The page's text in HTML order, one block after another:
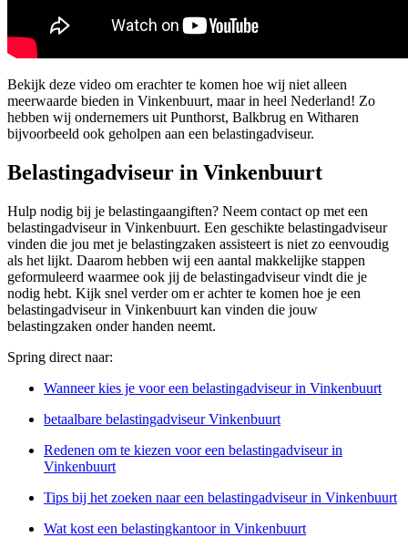
Bekijk deze video om erachter te komen hoe wij niet alleen
meerwaarde bieden in Vinkenbuurt, maar in heel Nederland! Zo
hebben wij ondernemers uit Punthorst, Balkbrug en Witharen
bijvoorbeeld ook geholpen aan een belastingadviseur.
Belastingadviseur in Vinkenbuurt
Hulp nodig bij je belastingaangiften? Neem contact op met een
belastingadviseur in Vinkenbuurt. Een geschikte belastingadviseur
vinden die jou met je belastingzaken assisteert is niet zo eenvoudig
als het lijkt. Daarom hebben wij een aantal makkelijke stappen
geformuleerd waarmee ook jij de belastingadviseur vindt die je
nodig hebt. Kijk snel verder om er achter te komen hoe je een
belastingadviseur in Vinkenbuurt kan vinden die jouw
belastingzaken onder handen neemt.
Spring direct naar:
Wanneer kies je voor een belastingadviseur in Vinkenbuurt
betaalbare belastingadviseur Vinkenbuurt
Redenen om te kiezen voor een belastingadviseur in
Vinkenbuurt
Tips bij het zoeken naar een belastingadviseur in Vinkenbuurt
Wat kost een belastingkantoor in Vinkenbuurt